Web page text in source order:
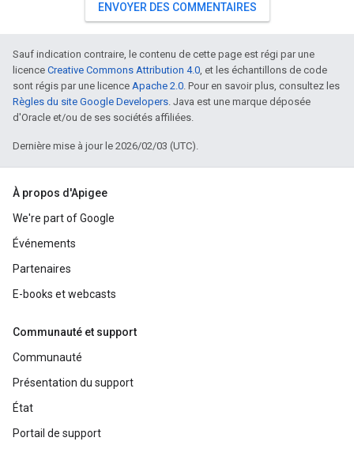
ENVOYER DES COMMENTAIRES
Sauf indication contraire, le contenu de cette page est régi par une
licence Creative Commons Attribution 4.0, et les échantillons de code
sont régis par une licence Apache 2.0. Pour en savoir plus, consultez les
Règles du site Google Developers. Java est une marque déposée
d'Oracle et/ou de ses sociétés affiliées.
Dernière mise à jour le 2026/02/03 (UTC).
À propos d'Apigee
We're part of Google
Événements
Partenaires
E-books et webcasts
Communauté et support
Communauté
Présentation du support
État
Portail de support